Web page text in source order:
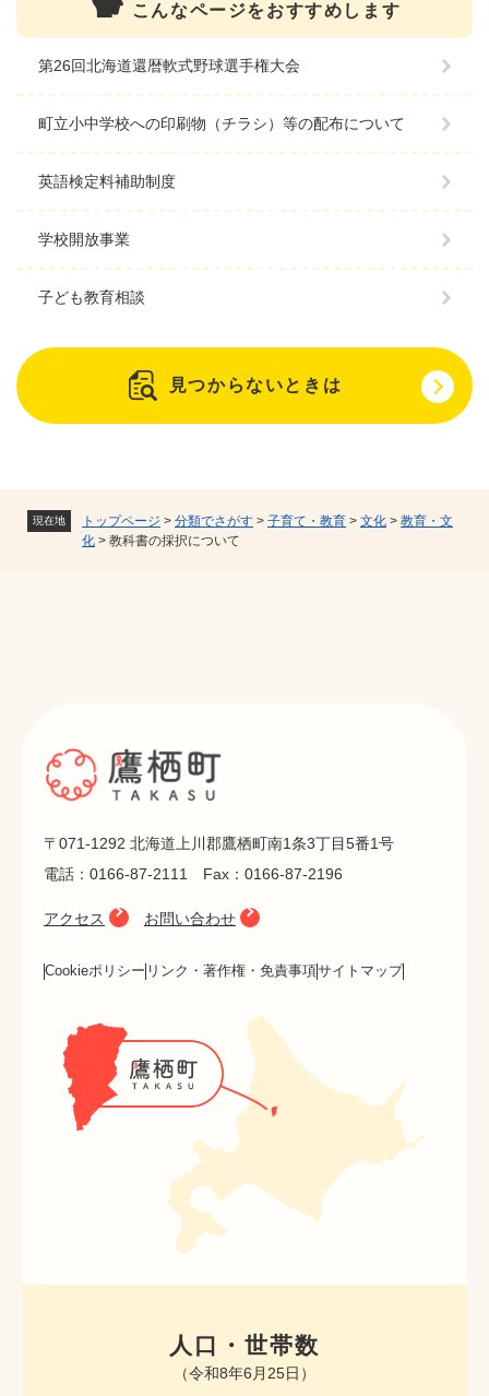
現在地 トップページ > 分類でさがす > 子育て・教育 > 文化 > 教育・文
化 > 教科書の採択について
こんなページをおすすめします
第26回北海道還暦軟式野球選手権大会
町立小中学校への印刷物（チラシ）等の配布について
英語検定料補助制度
学校開放事業
子ども教育相談
見つからないときは
〒071-1292 北海道上川郡鷹栖町南1条3丁目5番1号
電話：0166-87-2111 Fax：0166-87-2196
アクセス お問い合わせ
Cookieポリシー リンク・著作権・免責事項サイトマップ
人口・世帯数
（令和8年6月25日）